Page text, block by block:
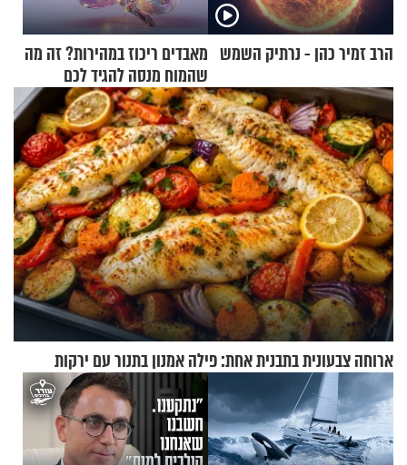
הרב זמיר כהן - נרתיק השמש מאבדים ריכוז במהירות? זה מה
שהמוח מנסה להגיד לכם
ארוחה צבעונית בתבנית אחת: פילה אמנון בתנור עם ירקות